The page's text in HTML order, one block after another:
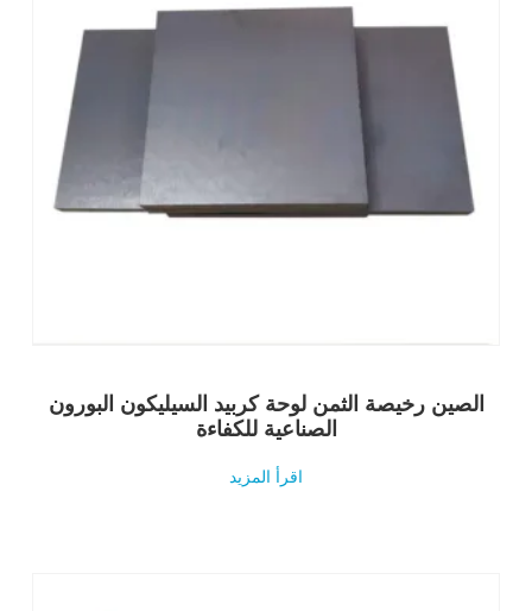
الصين رخيصة الثمن لوحة كربيد السيليكون البورون
الصناعية للكفاءة
اقرأ المزيد